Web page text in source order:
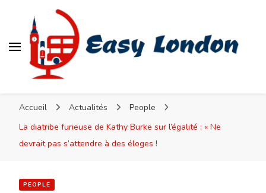
Accueil Actualités
People
La diatribe furieuse de Kathy Burke sur l’égalité : « Ne
devrait pas s’attendre à des éloges !
PEOPLE